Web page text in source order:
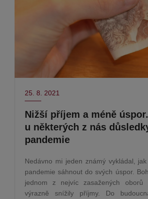
25. 8. 2021
Nižší příjem a méně
u některých z nás
pandemie
Nedávno mi jeden známý vykládal,
pandemie sáhnout do svých úspor.
jednom z nejvíc zasažených
výrazně snížily příjmy. Do